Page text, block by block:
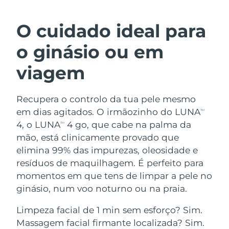
O cuidado ideal para
o ginásio ou em
viagem
Recupera o controlo da tua pele mesmo
em dias agitados. O irmãozinho do LUNATM
4, o LUNATM
4 go, que cabe na palma da
mão, está clinicamente provado que
elimina 99% das impurezas, oleosidade e
resíduos de maquilhagem. É perfeito para
momentos em que tens de limpar a pele no
ginásio, num voo noturno ou na praia.
Limpeza facial de 1 min sem esforço? Sim.
Massagem facial firmante localizada? Sim.
Limpeza facial
LUNA™ 4 kit
LUNA™ 4 Plus
Massage, LED heating
LUNA™ 4 Men
For men, anti-aging massage
Lifting facial
BEAR™ 2 kit
BEAR™ 2 go
Microcurrent toning on-the-go
BEAR™ 2 eyes & lips
Microcurrent line smoothing device
Hidratação
UFO™ 3 kit
Deep facial hydration
UFO™ 3 LED
device
Cuidado oral
issa™ 4
Hybrid silicone sonic toothbrush
issa™ 4 plus
Smart hybrid silicone sonic toothbrush
TRATAMENTO ANTIENVELHECIMENTO
FAQ™
Antienvelhecimento Tratamentos LED
NEW
Barein Entrega prevista 8/10/26
Bélgica
Bósnia e
Herzegovina
Entrega prevista 8/12/26
Brunei Entrega prevista8/14/26
Bulgária Entrega prevista 8/9/26
Canadá Entrega prevista
Chile Entrega prevista8/13/26